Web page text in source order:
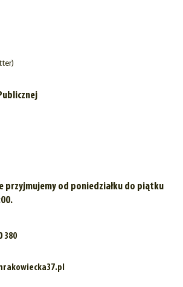
przyjmujemy od poniedziałku do piątku
380